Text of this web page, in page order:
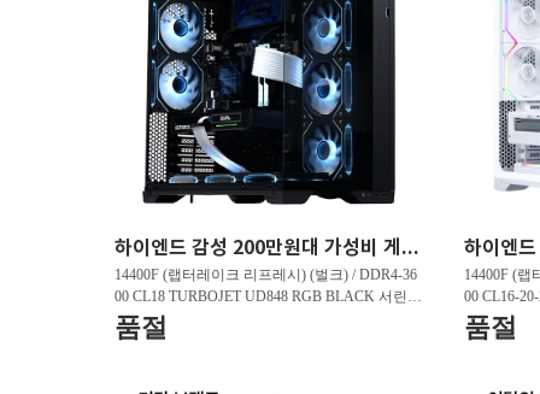
하이엔드 감성 200만원대 가성비 게이밍PC HY263 FHD 리그오브레전드 200 프레임 , 발로란트 240 프레임 , 배틀그라운드 150 프레임
14400F (랩터레이크 리프레시) (벌크) / DDR4-36
00 CL18 TURBOJET UD848 RGB BLACK 서린 (3
2GB(16Gx2)) / B760M DS3H D4 제이씨현 / 지포
스 RTX 5060 DUAL OC D7 8GB 이엠텍 / T500 M.
품절
14400F (랩
00 CL16-
5060
품절